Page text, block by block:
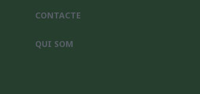
CONTACTE
QUI SOM